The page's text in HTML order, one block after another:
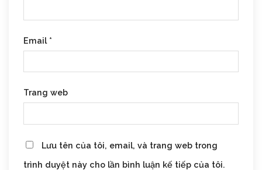
Email *
Trang web
Lưu tên của tôi, email, và trang web trong
trình duyệt này cho lần bình luận kế tiếp của tôi.